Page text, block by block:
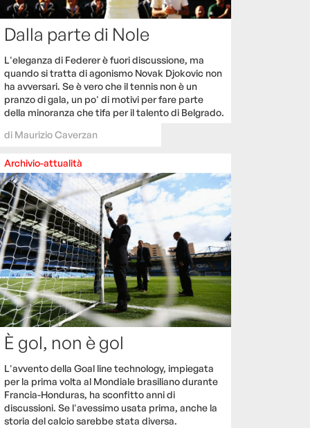
Dalla parte di Nole
L'eleganza di Federer è fuori discussione, ma
quando si tratta di agonismo Novak Djokovic non
ha avversari. Se è vero che il tennis non è un
pranzo di gala, un po' di motivi per fare parte
della minoranza che tifa per il talento di Belgrado.
di Maurizio Caverzan
Archivio-attualità
È gol, non è gol
L'avvento della Goal line technology, impiegata
per la prima volta al Mondiale brasiliano durante
Francia-Honduras, ha sconfitto anni di
discussioni. Se l'avessimo usata prima, anche la
storia del calcio sarebbe stata diversa.